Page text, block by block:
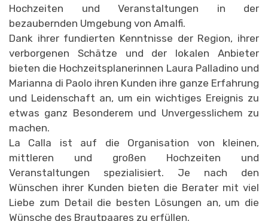
Hochzeiten und Veranstaltungen in der
bezaubernden Umgebung von Amalfi.
Dank ihrer fundierten Kenntnisse der Region, ihrer
verborgenen Schätze und der lokalen Anbieter
bieten die Hochzeitsplanerinnen Laura Palladino und
Marianna di Paolo ihren Kunden ihre ganze Erfahrung
und Leidenschaft an, um ein wichtiges Ereignis zu
etwas ganz Besonderem und Unvergesslichem zu
machen.
La Calla ist auf die Organisation von kleinen,
mittleren und großen Hochzeiten und
Veranstaltungen spezialisiert. Je nach den
Wünschen ihrer Kunden bieten die Berater mit viel
Liebe zum Detail die besten Lösungen an, um die
Wünsche des Brautpaares zu erfüllen.